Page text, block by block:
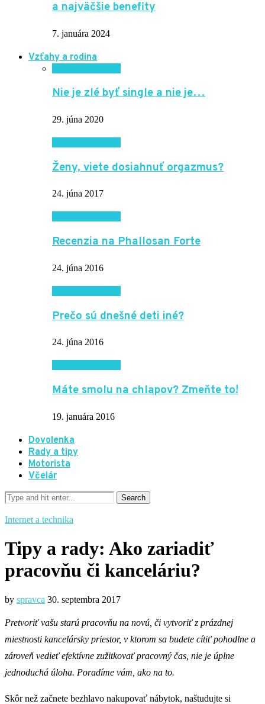
a najväčšie benefity
7. januára 2024
Vzťahy a rodina
Nie je zlé byť single a nie je…
29. júna 2020
Ženy, viete dosiahnuť orgazmus?
24. júna 2017
Recenzia na Phallosan Forte
24. júna 2016
Prečo sú dnešné deti iné?
24. júna 2016
Máte smolu na chlapov? Zmeňte to!
19. januára 2016
Dovolenka
Rady a tipy
Motorista
Včelár
Internet a technika
Tipy a rady: Ako zariadiť
pracovňu či kanceláriu?
by spravca 30. septembra 2017
Pretvoriť vašu starú pracovňu na novú, či vytvoriť z prázdnej
miestnosti kancelársky priestor, v ktorom sa budete cítiť pohodlne a
zároveň vedieť efektívne zužitkovať pracovný čas, nie je úplne
jednoduchá úloha. Poradíme vám, ako na to.
Skôr než začnete bezhlavo nakupovať nábytok, naštudujte si